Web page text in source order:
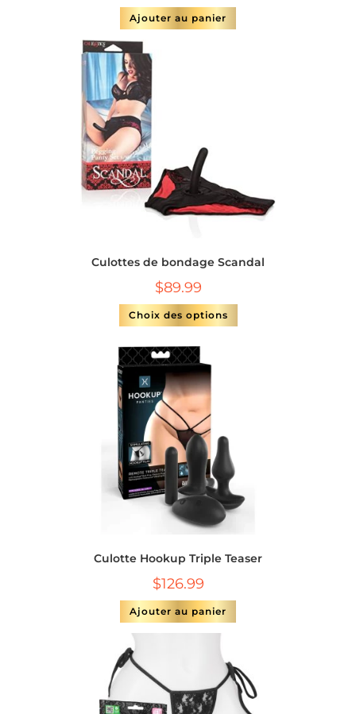
Ajouter au panier
Culottes de bondage Scandal
$89.99
Choix des options
Culotte Hookup Triple Teaser
$126.99
Ajouter au panier